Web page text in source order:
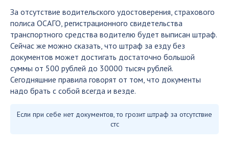
За отсутствие водительского удостоверения, страхового
полиса ОСАГО, регистрационного свидетельства
транспортного средства водителю будет выписан штраф.
Сейчас же можно сказать, что штраф за езду без
документов может достигать достаточно большой
суммы от 500 рублей до 30000 тысяч рублей.
Сегодняшние правила говорят от том, что документы
надо брать с собой всегда и везде.
Если при себе нет документов, то грозит штраф за отсутствие
стс